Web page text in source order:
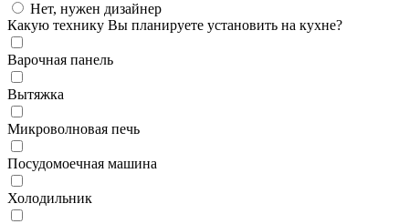
Нет, нужен дизайнер
Какую технику Вы планируете установить на кухне?
Варочная панель
Вытяжка
Микроволновая печь
Посудомоечная машина
Холодильник